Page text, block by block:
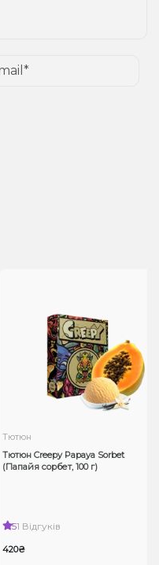
Тютюн
Тютюн Creepy Papaya Sorbet
(Папайя сорбет, 100 г)
51 Відгуків
420₴